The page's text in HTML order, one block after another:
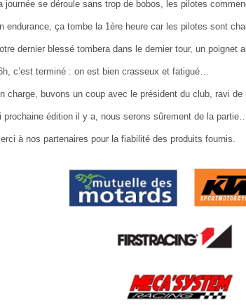
journée se déroule sans trop de bobos, les pilotes
endurance, ça tombe la 1ère heure car les pilotes sont
dernier blessé tombera dans le dernier tour, un poignet
c’est terminé : on est bien crasseux et fatigué…
charge, buvons un coup avec le président du club, ravi de
prochaine édition il y a, nous serons sûrement de la
à nos partenaires pour la fiabilité des produits fournis.